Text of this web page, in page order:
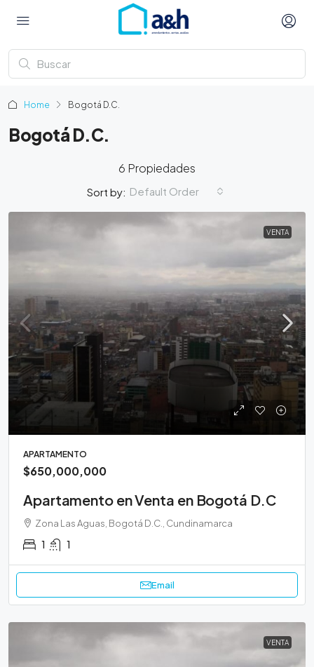
Home Bogotá D.C.
Bogotá D.C.
6 Propiedades
Sort by: Default Order
VENTA
APARTAMENTO
$650,000,000
Apartamento en Venta en Bogotá D.C
Zona Las Aguas, Bogotá D.C., Cundinamarca
1 1
Email
VENTA